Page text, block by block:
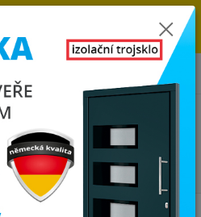
OKEN A DVEŘÍ SKLADEM U NÁS V
0
0,00 Kč
okno 120x90 cm, dvoukřídlé, zlatý